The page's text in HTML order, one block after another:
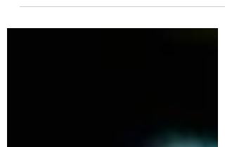
interchangeable...